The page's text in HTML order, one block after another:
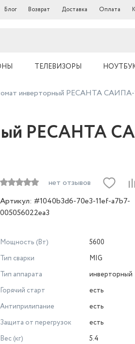
Блог Возврат Доставка Оплата
ТЕЛЕВИЗОРЫ
инверторный РЕСАНТА САИПА-
РЕСАНТА
нет отзывов
Артикул: #1040b3d6-70e3-11ef-a7b7-
005056022ea3
Мощность (Вт)
5600
Тип сварки
MIG
Тип аппарата
инверторный
Горячий старт
есть
Антиприлипание
есть
Защита от перегрузок
есть
Вес (кг)
5.4